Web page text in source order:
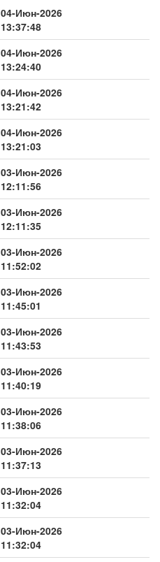
04-Июн-2026
13:37:48
04-Июн-2026
13:24:40
04-Июн-2026
13:21:42
04-Июн-2026
13:21:03
03-Июн-2026
12:11:56
03-Июн-2026
12:11:35
03-Июн-2026
11:52:02
03-Июн-2026
11:45:01
03-Июн-2026
11:43:53
03-Июн-2026
11:40:19
03-Июн-2026
11:38:06
03-Июн-2026
11:37:13
03-Июн-2026
11:32:04
03-Июн-2026
11:32:04